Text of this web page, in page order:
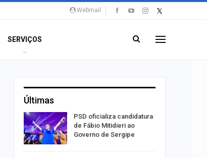
Webmail
SERVIÇOS
Últimas
PSD oficializa candidatura
de Fábio Mitidieri ao
Governo de Sergipe